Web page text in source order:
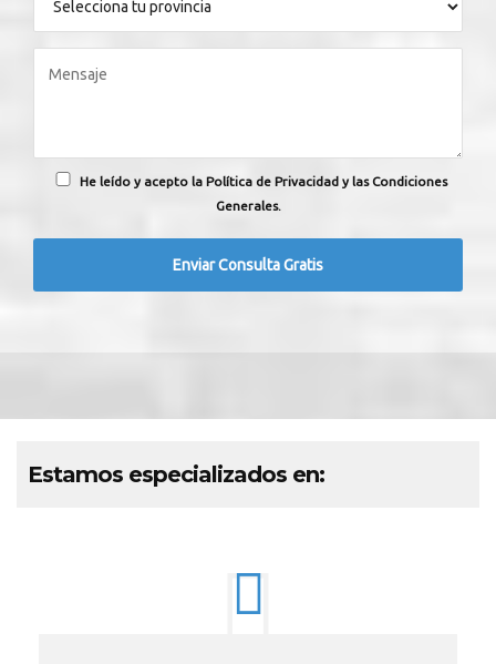
He leído y acepto la Política de Privacidad y las Condiciones
Generales.
Estamos especializados en: